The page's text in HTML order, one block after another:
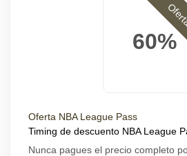
60%
Oferta NBA League Pass
Timing de descuento NBA League
Nunca pagues el precio completo